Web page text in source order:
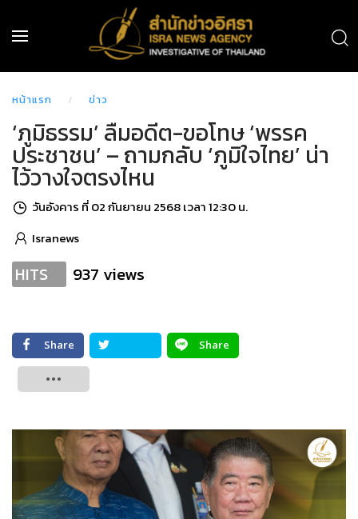
หน้าแรก ข่าว
‘ภูมิธรรม’ ลืมอดีต-ขอโทษ ‘พรรค
ประชาชน’ – ถามกลับ ‘ภูมิใจไทย’ น่า
ไว้วางใจตรงไหน
วันอังคาร ที่ 02 กันยายน 2568 เวลา 12:30 น.
Isranews
HITS 937 views
Share
Share